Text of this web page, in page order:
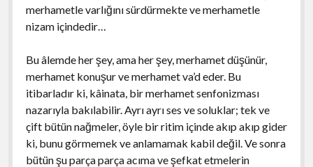
merhametle varlığını sürdürmekte ve merhametle
nizam içindedir…
Bu âlemde her şey, ama her şey, merhamet düşünür,
merhamet konuşur ve merhamet va’d eder. Bu
itibarladır ki, kâinata, bir merhamet senfonizması
nazarıyla bakılabilir. Ayrı ayrı ses ve soluklar; tek ve
çift bütün nağmeler, öyle bir ritim içinde akıp akıp gider
ki, bunu görmemek ve anlamamak kabil değil. Ve sonra
bütün şu parça parça acıma ve şefkat etmelerin